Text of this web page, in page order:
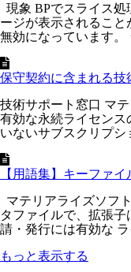
現象 BPでスライス
ージが表示されるこ
無効になっています。
保守契約に含まれる技
技術サポート窓口 マ
有効な永続ライセンス
いないサブスクリプ
【用語集】キーファイ
マテリアライズソフ
タファイルで、拡張子
請・発行には有効な
もっと表示する